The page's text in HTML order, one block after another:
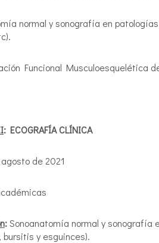
normal y sonografía en
Funcional Musculoesquelética
: ECOGRAFÍA CLÍNICA
de 2021
:Sonoanatomía normal y sonografía
bursitis y esguinces).